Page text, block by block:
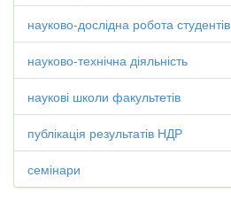
науково-дослідна робота студентів
науково-технічна діяльність
наукові школи факультетів
публікація результатів НДР
семінари